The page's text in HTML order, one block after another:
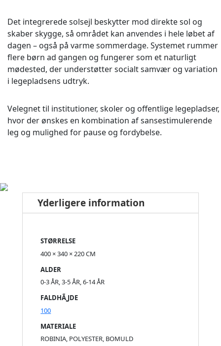
Det integrerede solsejl beskytter mod direkte sol og
skaber skygge, så området kan anvendes i hele løbet af
dagen – også på varme sommerdage. Systemet rummer
flere børn ad gangen og fungerer som et naturligt
mødested, der understøtter socialt samvær og variation
i legepladsens udtryk.
Velegnet til institutioner, skoler og offentlige legepladser,
hvor der ønskes en kombination af sansestimulerende
leg og mulighed for pause og fordybelse.
Yderligere information
STØRRELSE
400 × 340 × 220 CM
ALDER
0-3 ÅR, 3-5 ÅR, 6-14 ÅR
FALDHÃ¸JDE
100
MATERIALE
ROBINIA, POLYESTER, BOMULD